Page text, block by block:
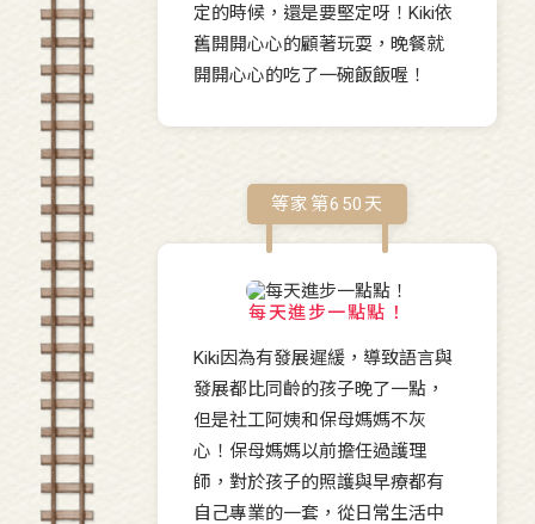
定的時候，還是要堅定呀！Kiki依
舊開開心心的顧著玩耍，晚餐就
開開心心的吃了一碗飯飯喔！
等家第650 天
每天進步一點點！
Kiki因為有發展遲緩，導致語言與
發展都比同齡的孩子晚了一點，
但是社工阿姨和保母媽媽不灰
心！保母媽媽以前擔任過護理
師，對於孩子的照護與早療都有
自己專業的一套，從日常生活中